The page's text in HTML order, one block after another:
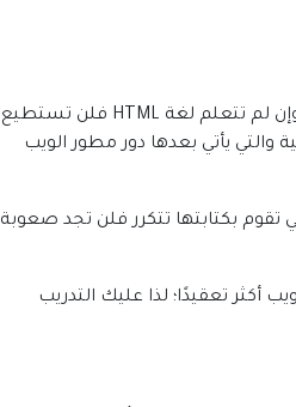
أول لغة عليك أن تتعلمها حتى تبدأ في ذلك المجال بشكل صحيح هي لغة HTML فهي اللغة التي يقوم عليها الموقع الإلكتروني وإن لم تتعلم لغة HTML فلن تستطيع
والتي يأتي بعدها دور مطور الويب
تقوم بكتابتها تتكرر فلن تجد صعوبة
تعقيدًا؛ لذا عليك التدريب